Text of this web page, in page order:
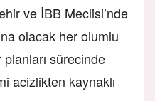
ve İBB Meclisi’nde
olacak her olumlu
planları sürecinde
acizlikten kaynaklı